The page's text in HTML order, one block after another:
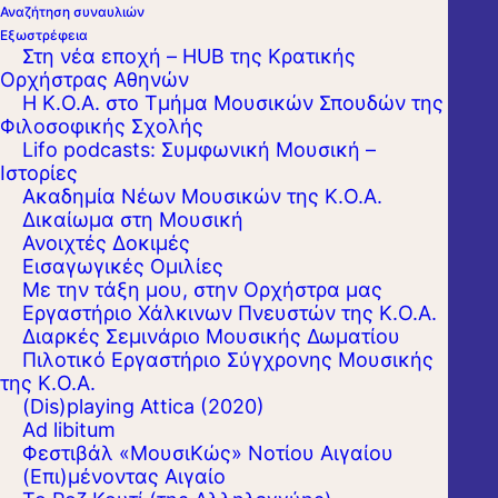
Αναζήτηση συναυλιών
Εξωστρέφεια
Στη νέα εποχή – HUB της Κρατικής
Ορχήστρας Αθηνών
Η Κ.Ο.Α. στο Τμήμα Μουσικών Σπουδών της
Φιλοσοφικής Σχολής
Lifo podcasts: Συμφωνική Μουσική –
Ιστορίες
Ακαδημία Νέων Μουσικών της Κ.Ο.Α.
Δικαίωμα στη Μουσική
Ανοιχτές Δοκιμές
Εισαγωγικές Ομιλίες
Με την τάξη μου, στην Ορχήστρα μας
Εργαστήριo Χάλκινων Πνευστών της Κ.Ο.Α.
Διαρκές Σεμινάριο Μουσικής Δωματίου
Πιλοτικό Εργαστήριο Σύγχρονης Μουσικής
της Κ.Ο.Α.
(Dis)playing Attica (2020)
Ad libitum
Φεστιβάλ «ΜουσιΚώς» Νοτίου Αιγαίου
(Επι)μένοντας Αιγαίο
Η Κρατική Ορχήστρα Αθηνών, υπό τη
διεύθυνση του Βύρωνα Φιδετζή, παρουσιάζει
έργα των Βόλφγκανγκ Αμαντέους Μότσαρτ
και Ρόμπερτ Σούμαν.
Συμπράττουν ως σολίστ η Χρυσή Πιλαφτσή